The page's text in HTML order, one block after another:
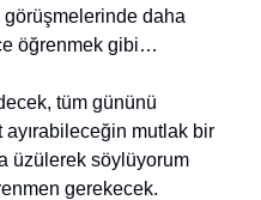
görüşmelerinde daha
öğrenmek gibi…
tüm gününü
ayırabileceğin mutlak bir
üzülerek söylüyorum
gerekecek.